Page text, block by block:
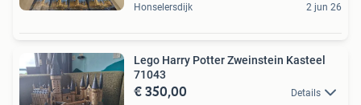
Honselersdijk 2 jun 26
Lego Harry Potter Zweinstein Kasteel
71043
€ 350,00 Details